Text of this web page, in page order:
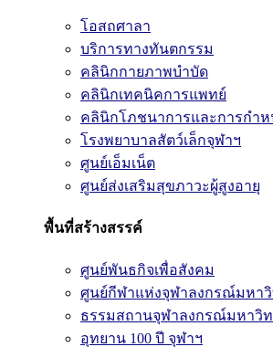
โอสถศาลา
บริการทางทันตกรรม
คลินิกกายภาพบำบัด
คลินิกเทคนิคการแพทย์
คลินิกโภชนาการและการกำ
โรงพยาบาลสัตว์เล็กจุฬาฯ
ศูนย์เอ็มเน็ต
ศูนย์ส่งเสริมสุขภาวะผู้สูงอายุ
พื้นที่สร้างสรรค์
ศูนย์พันธกิจเพื่อสังคม
ศูนย์กีฬาแห่งจุฬาลงกรณ์มหา
ธรรมสถานจุฬาลงกรณ์มหาวิ
อุทยาน 100 ปี จุฬาฯ